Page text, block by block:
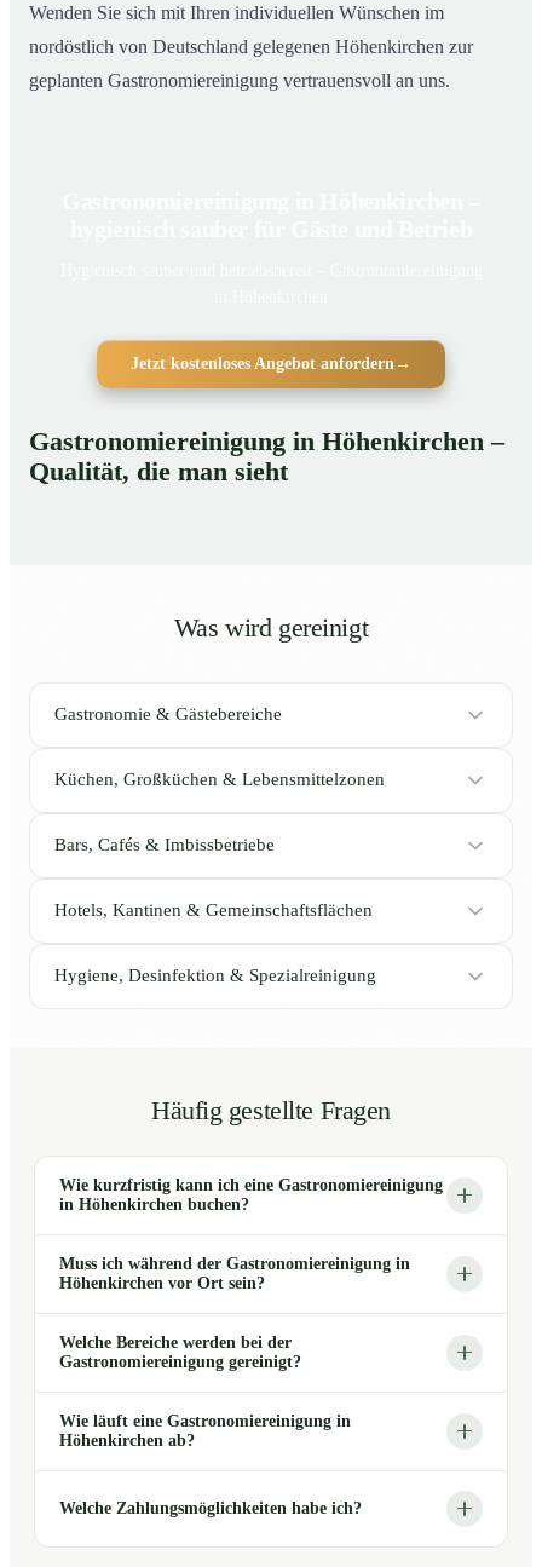
Wenden Sie sich mit Ihren individuellen Wünschen im
nordöstlich von Deutschland gelegenen Höhenkirchen zur
geplanten Gastronomiereinigung vertrauensvoll an uns.
Jetzt kostenloses Angebot anfordern →
Gastronomiereinigung in Höhenkirchen –
Qualität, die man sieht
Was wird gereinigt
Gastronomie & Gästebereiche
Küchen, Großküchen & Lebensmittelzonen
Bars, Cafés & Imbissbetriebe
Hotels, Kantinen & Gemeinschaftsflächen
Hygiene, Desinfektion & Spezialreinigung
Häufig gestellte Fragen
Wie kurzfristig kann ich eine Gastronomiereinigung
in Höhenkirchen buchen?
Muss ich während der Gastronomiereinigung in
Höhenkirchen vor Ort sein?
Welche Bereiche werden bei der
Gastronomiereinigung gereinigt?
Wie läuft eine Gastronomiereinigung in
Höhenkirchen ab?
Welche Zahlungsmöglichkeiten habe ich?